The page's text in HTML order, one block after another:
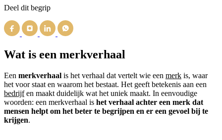
Deel dit begrip
Wat is een merkverhaal
Een merkverhaal is het verhaal dat vertelt wie een merk is, waar
het voor staat en waarom het bestaat. Het geeft betekenis aan een
bedrijfen maakt duidelijk wat het uniek maakt. In eenvoudige
woorden: een merkverhaal is het verhaal achter een merk dat
mensen helpt om het beter te begrijpen en er een gevoel bij te
krijgen.